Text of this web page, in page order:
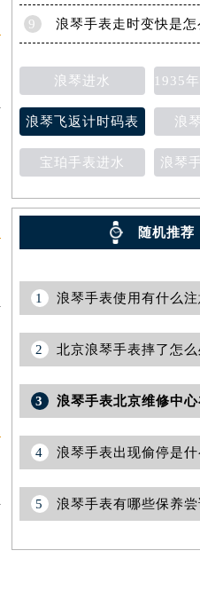
9
浪琴进水
浪琴飞返计时码表 浪
宝珀手表进水 浪琴
随机推荐
1 浪琴手表使用有什么注
2 北京浪琴手表摔了怎么
3 浪琴手表北京维修中心
4
5